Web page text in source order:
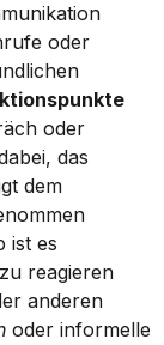
oder
dem
ist es
zu reagieren
anderen
oder informelle